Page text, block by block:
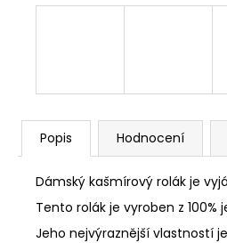
Popis Hodnocení
Dámský kašmírový rolák je
Tento rolák je vyroben z
Jeho nejvýraznější vlastností